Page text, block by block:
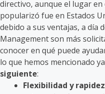
directivo, aunque el lugar
popularizó fue en Estados
debido a sus ventajas, a día
Management son más
conocer en qué puede
lo que hemos mencionado
siguiente:
Flexibilidad y rapidez